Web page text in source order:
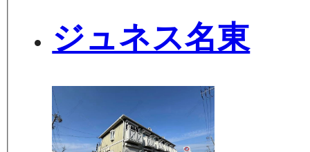
ジュネス名東